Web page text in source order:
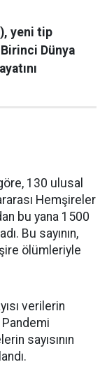
yeni tip
Dünya
130 ulusal
Hemşireler
bu yana 1500
Bu sayının,
ölümleriyle
verilerin
sayısının